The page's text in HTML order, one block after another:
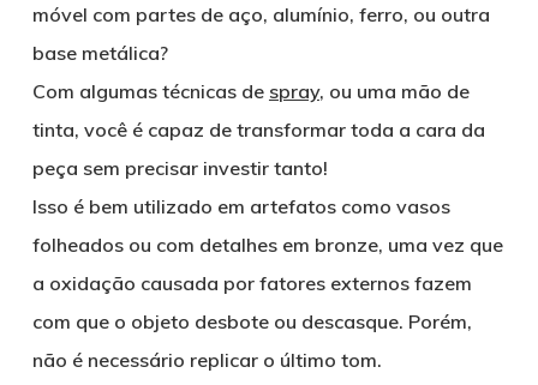
móvel com partes de aço, alumínio, ferro, ou outra
base metálica?
Com algumas técnicas de spray, ou uma mão de
tinta, você é capaz de transformar toda a cara da
peça sem precisar investir tanto!
Isso é bem utilizado em artefatos como vasos
folheados ou com detalhes em bronze, uma vez que
a oxidação causada por fatores externos fazem
com que o objeto desbote ou descasque. Porém,
não é necessário replicar o último tom.